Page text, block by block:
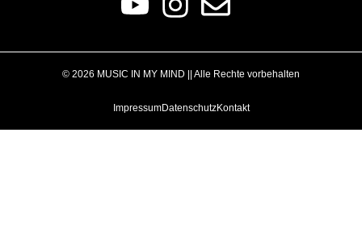
© 2026 MUSIC IN MY MIND || Alle Rechte vorbehalten
ImpressumDatenschutzKontakt